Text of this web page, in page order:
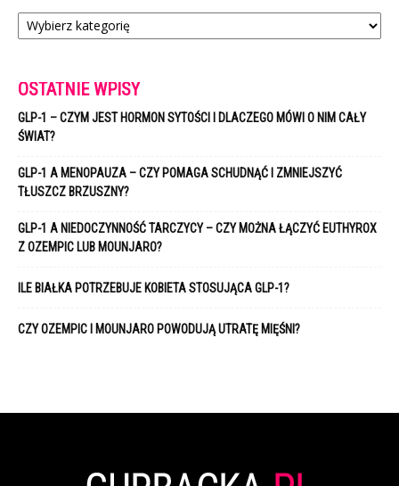
Kategorie
OSTATNIE WPISY
GLP-1 – CZYM JEST HORMON SYTOŚCI I DLACZEGO MÓWI O NIM CAŁY
ŚWIAT?
GLP-1 A MENOPAUZA – CZY POMAGA SCHUDNĄĆ I ZMNIEJSZYĆ
TŁUSZCZ BRZUSZNY?
GLP-1 A NIEDOCZYNNOŚĆ TARCZYCY – CZY MOŻNA ŁĄCZYĆ EUTHYROX
Z OZEMPIC LUB MOUNJARO?
ILE BIAŁKA POTRZEBUJE KOBIETA STOSUJĄCA GLP-1?
CZY OZEMPIC I MOUNJARO POWODUJĄ UTRATĘ MIĘŚNI?